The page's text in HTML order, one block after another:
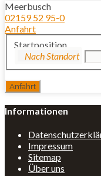
Meerbusch
02159 52 95-0
Anfahrt
Startposition
Informationen
Impressum
Sitemap
Über uns